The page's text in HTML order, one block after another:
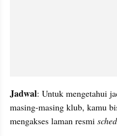
Jadwal: Untuk mengetahui
masing-masing klub, kamu
mengakses laman resmi